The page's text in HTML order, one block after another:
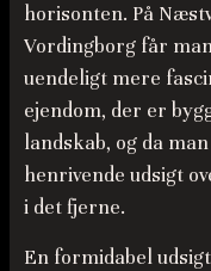
horisonten. På
Vordingborg får
uendeligt mere
ejendom, der er
landskab, og da
henrivende udsigt
i det fjerne.
En formidabel udsigt